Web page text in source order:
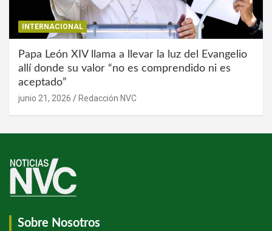
INTERNACIONAL
Papa León XIV llama a llevar la luz del Evangelio
allí donde su valor “no es comprendido ni es
aceptado”
junio 21, 2026 Redacción NVC
Sobre Nosotros